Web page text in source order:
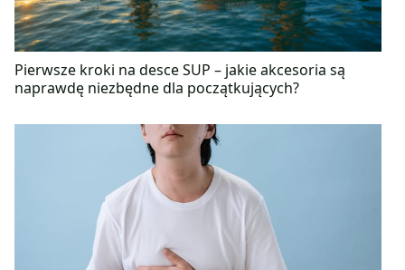
Pierwsze kroki na desce SUP – jakie akcesoria są
naprawdę niezbędne dla początkujących?